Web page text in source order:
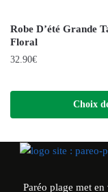
Robe D’été Grande
Floral
32.90€
Choix
Paréo plage met